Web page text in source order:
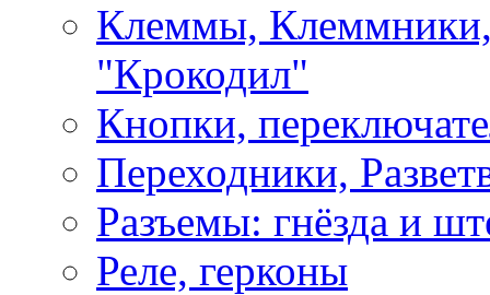
Клеммы,
"Крокодил"
Кнопки,
Переходники,
Разъемы: гнёзда и
Реле, герконы